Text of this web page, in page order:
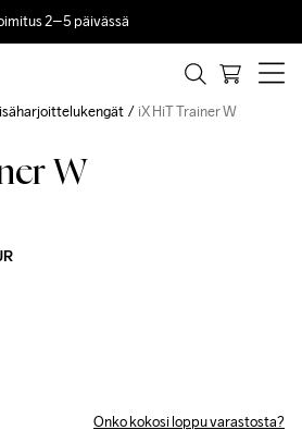
2–5 päivässä
W
Onko kokosi loppu varastosta?
iX HiT Trainer W